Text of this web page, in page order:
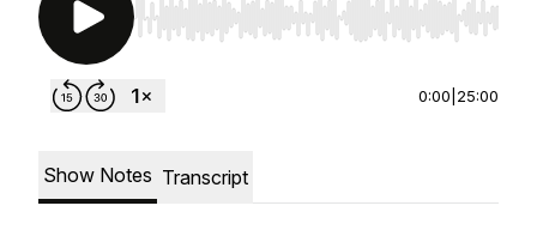
Use Left/Right to seek, Home/End to jump to
0:00 25:00
Show Notes Transcript